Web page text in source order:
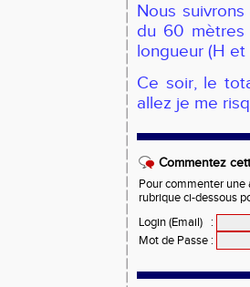
Nous
du 60
longueur (H
Ce soir, le
allez je me
Commentez
Pour commenter
rubrique ci-dessous
Login (Email)
:
Mot de Passe :